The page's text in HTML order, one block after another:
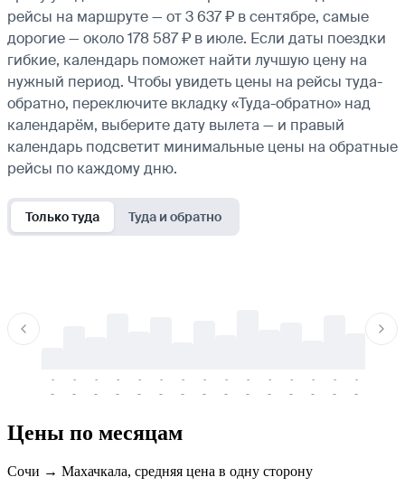
рейсы на маршруте — от 3 637 ₽ в сентябре, самые
дорогие — около 178 587 ₽ в июле. Если даты поездки
гибкие, календарь поможет найти лучшую цену на
нужный период. Чтобы увидеть цены на рейсы туда-
обратно, переключите вкладку «Туда-обратно» над
календарём, выберите дату вылета — и правый
календарь подсветит минимальные цены на обратные
рейсы по каждому дню.
Только туда Туда и обратно
-
-
-
-
-
-
-
-
-
-
-
-
-
-
-
-
-
-
-
-
-
-
-
-
-
-
-
-
-
-
Цены по месяцам
Сочи → Махачкала, средняя цена в одну сторону